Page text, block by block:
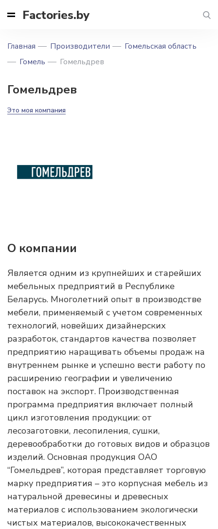
Factories.by
Главная Производители
Гомельская область
Гомель
Гомельдрев
Гомельдрев
Это моя компания
О компании
Является одним из крупнейших и старейших
мебельных предприятий в Республике
Беларусь. Многолетний опыт в производстве
мебели, применяемый с учетом современных
технологий, новейших дизайнерских
разработок, стандартов качества позволяет
предприятию наращивать объемы продаж на
внутреннем рынке и успешно вести работу по
расширению географии и увеличению
поставок на экспорт. Производственная
программа предприятия включает полный
цикл изготовления продукции: от
лесозаготовки, лесопиления, сушки,
деревообработки до готовых видов и образцов
изделий. Основная продукция ОАО
“Гомельдрев”, которая представляет торговую
марку предприятия – это корпусная мебель из
натуральной древесины и древесных
материалов с использованием экологически
чистых материалов, высококачественных